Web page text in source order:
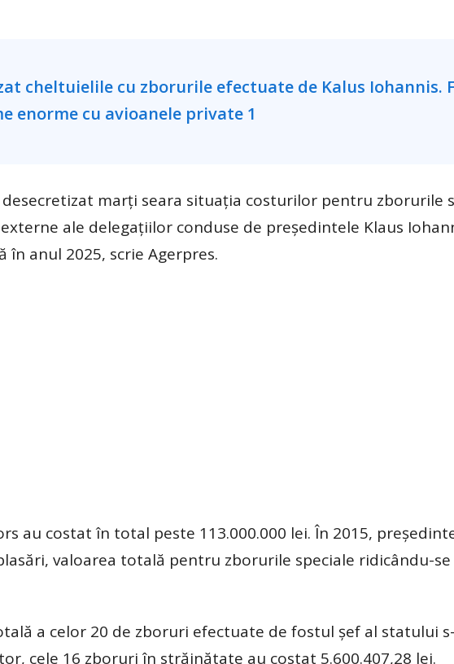
marți seara situația costurilor pentru zborurile
ale delegațiilor conduse de președintele Klaus
în anul 2025, scrie Agerpres.
au costat în total peste 113.000.000 lei. În 2015,
valoarea totală pentru zborurile speciale ridicându-se
a celor 20 de zboruri efectuate de fostul șef al statului
cele 16 zboruri în străinătate au costat 5.600.407,28 lei.